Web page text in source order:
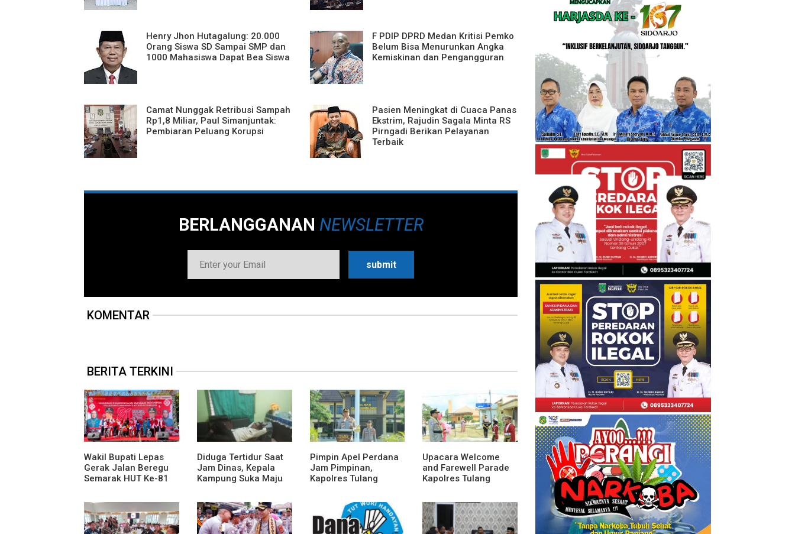
Henry Jhon Hutagalung: 20.000
Orang Siswa SD Sampai SMP dan
1000 Mahasiswa Dapat Bea Siswa
F PDIP DPRD Medan Kritisi Pemko
Belum Bisa Menurunkan Angka
Kemiskinan dan Pengangguran
Camat Nunggak Retribusi Sampah
Rp1,8 Miliar, Paul Simanjuntak:
Pembiaran Peluang Korupsi
Pasien Meningkat di Cuaca Panas
Ekstrim, Rajudin Sagala Minta RS
Pirngadi Berikan Pelayanan
Terbaik
BERLANGGANAN NEWSLETTER
KOMENTAR
BERITA TERKINI
Wakil Bupati Lepas
Gerak Jalan Beregu
Semarak HUT Ke-81
Diduga Tertidur Saat
Jam Dinas, Kepala
Kampung Suka Maju
Media
Pimpin Apel Perdana
Jam Pimpinan,
Kapolres Tulang
Arahan dan
Penekanan Pada
Personil
Upacara Welcome
and Farewell Parade
Kapolres Tulang
Berlangsung Khidmat